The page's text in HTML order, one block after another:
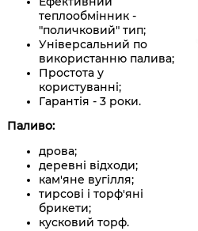
теплообмінник -
"поличковий" тип;
Універсальний по
використанню палива;
Простота у
користуванні;
Гарантія - 3 роки.
Паливо:
дрова;
деревні відходи;
кам'яне вугілля;
тирсові і торф'яні
брикети;
кусковий торф.